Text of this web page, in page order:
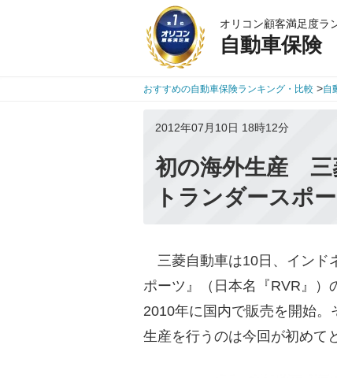
オリコン顧客満足度ラ
自動車保険
おすすめの自動車保険ランキング・比較 >自
2012年07月10日 18時12分
初の海外生産 三
トランダースポ
三菱自動車は10日、インド
ポーツ』（日本名『RVR』）
2010年に国内で販売を開始
生産を行うのは今回が初めて